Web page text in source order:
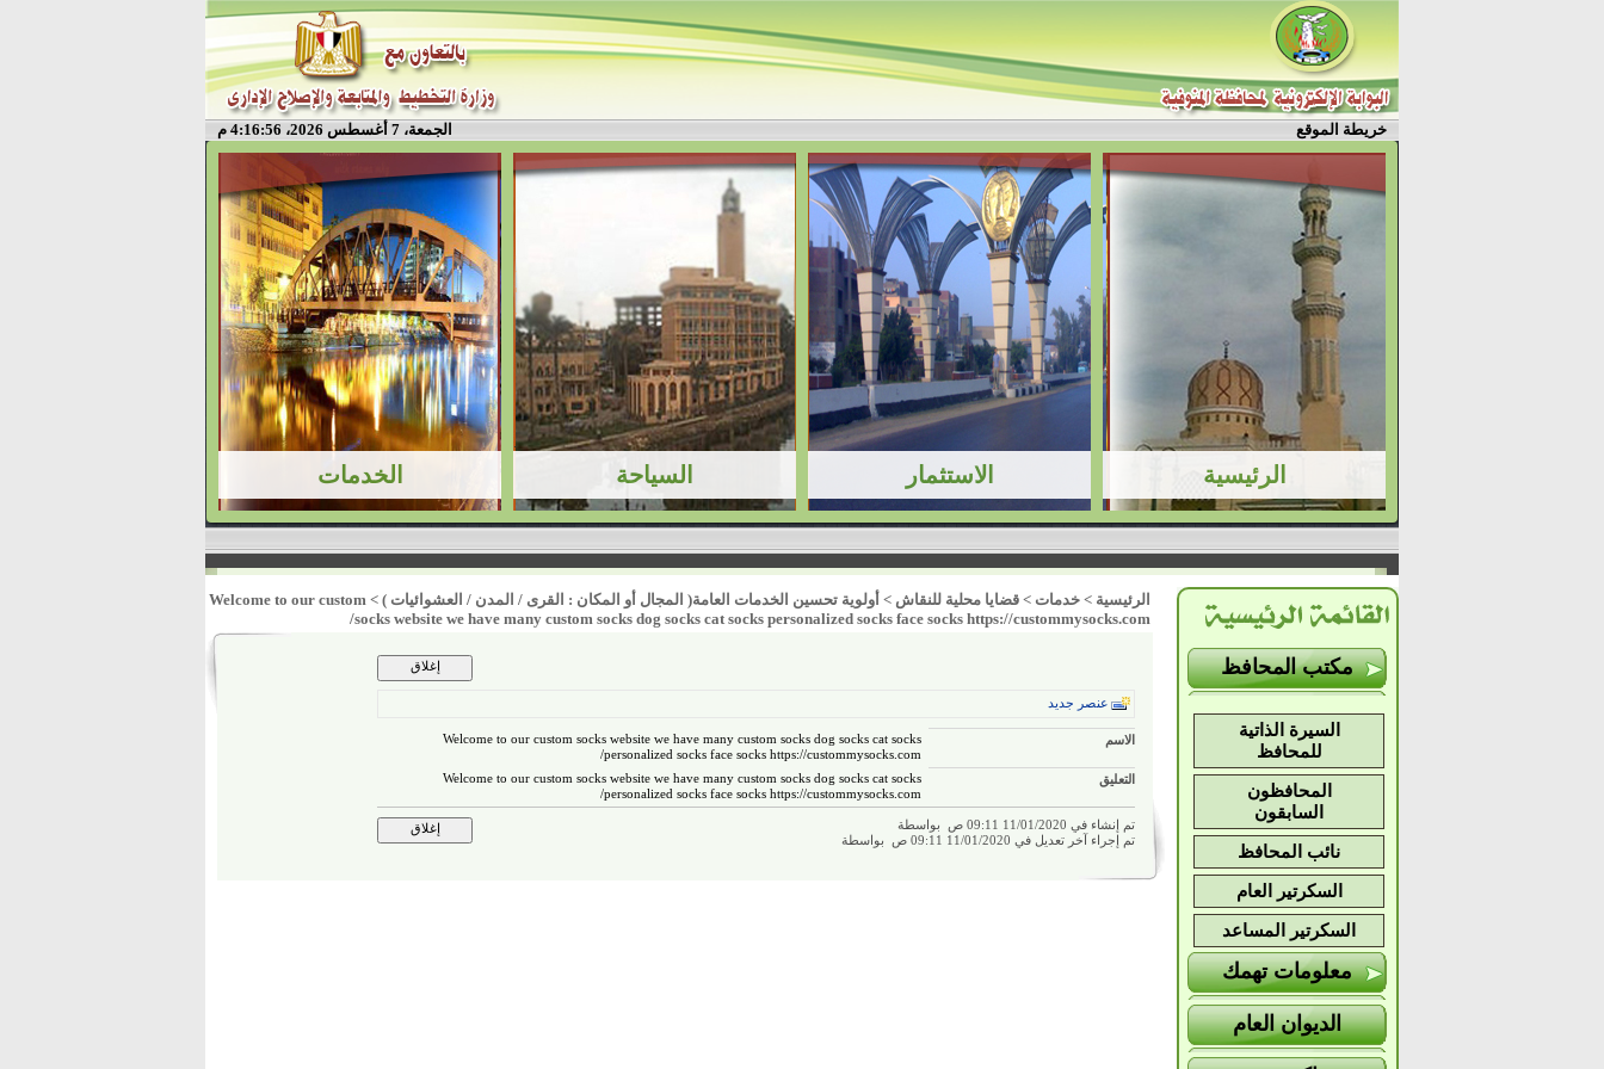
خريطة الموقع الجمعة، 7 أغسطس 2026، 4:16:56 م
مكتب المحافظ
السيرة الذاتية
للمحافظ
المحافظون
السابقون
نائب المحافظ
السكرتير العام
السكرتير المساعد
معلومات تهمك
الديوان العام
الرئيسية > خدمات > قضايا محلية للنقاش > أولوية تحسين الخدمات العامة( المجال أو المكان : القرى / المدن / العشوائيات ) >
Welcome to our custom
socks website we have many custom socks dog socks cat socks personalized socks face socks https://custommysocks.com/
عنصر جديد
الاسم
Welcome to our custom socks website we have many custom socks dog socks cat socks
personalized socks face socks https://custommysocks.com/
التعليق
Welcome to our custom socks website we have many custom socks dog socks cat socks
personalized socks face socks https://custommysocks.com/
تم إنشاء في 11/01/2020 09:11 ص بواسطة
تم إجراء آخر تعديل في 11/01/2020 09:11 ص بواسطة